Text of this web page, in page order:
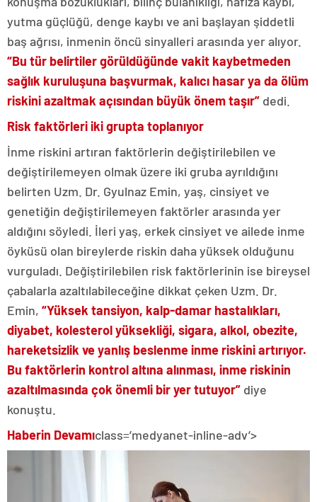
yutma güçlüğü, denge kaybı ve ani başlayan şiddetli
baş ağrısı, inmenin öncü sinyalleri arasında yer alıyor.
“Bu tür belirtiler görüldüğünde vakit kaybetmeden
sağlık kuruluşuna başvurmak, kalıcı hasar ya da ölüm
riskini azaltmak açısından büyük önem taşır” dedi.
Risk faktörleri iki grupta toplanıyor
İnme riskini artıran faktörlerin değiştirilebilen ve
değiştirilemeyen olmak üzere iki gruba ayrıldığını
belirten Uzm. Dr. Gyulnaz Emin, yaş, cinsiyet ve
genetiğin değiştirilemeyen faktörler arasında yer
aldığını söyledi. İleri yaş, erkek cinsiyet ve ailede inme
öyküsü olan bireylerde riskin daha yüksek olduğunu
vurguladı. Değiştirilebilen risk faktörlerinin ise bireysel
çabalarla azaltılabileceğine dikkat çeken Uzm. Dr.
Emin, “Yüksek tansiyon, kalp-damar hastalıkları,
diyabet, kolesterol yüksekliği, sigara, alkol, obezite,
hareketsizlik ve yanlış beslenme inme riskini artırıyor.
Bu faktörlerin kontrol altına alınması, inme riskinin
azaltılmasında çok önemli bir yer tutuyor” diye
konuştu.
Haberin Devamıclass=’medyanet-inline-adv’>